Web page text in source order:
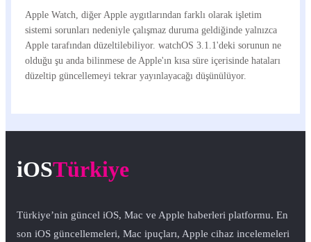
Apple Watch, diğer Apple aygıtlarından farklı olarak işletim
sistemi sorunları nedeniyle çalışmaz duruma geldiğinde yalnızca
Apple tarafından düzeltilebiliyor. watchOS 3.1.1'deki sorunun ne
olduğu şu anda bilinmese de Apple'ın kısa süre içerisinde hataları
düzeltip güncellemeyi tekrar yayınlayacağı düşünülüyor.
iOSTürkiye
Türkiye’nin güncel iOS, Mac ve Apple haberleri platformu. En
son iOS güncellemeleri, Mac ipuçları, Apple cihaz incelemeleri